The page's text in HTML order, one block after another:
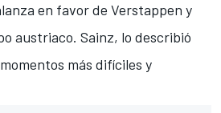
en favor de Verstappen y
austriaco. Sainz, lo describió
más difíciles y